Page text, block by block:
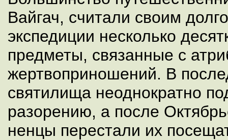
Вайгач, считали своим
экспедиции несколько
предметы, связанные с
жертвоприношений. В
святилища неоднократно
разорению, а после
ненцы перестали их